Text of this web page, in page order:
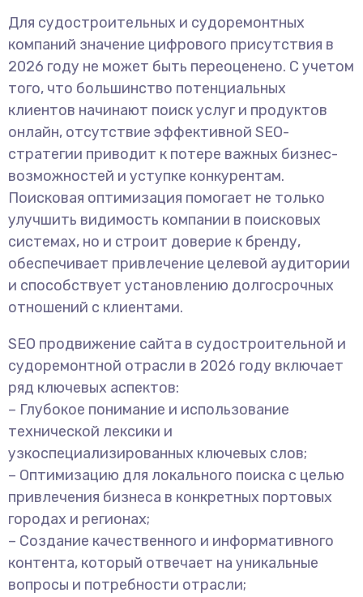
Для судостроительных и судоремонтных
компаний значение цифрового присутствия в
2026 году не может быть переоценено. С учетом
того, что большинство потенциальных
клиентов начинают поиск услуг и продуктов
онлайн, отсутствие эффективной SEO-
стратегии приводит к потере важных бизнес-
возможностей и уступке конкурентам.
Поисковая оптимизация помогает не только
улучшить видимость компании в поисковых
системах, но и строит доверие к бренду,
обеспечивает привлечение целевой аудитории
и способствует установлению долгосрочных
отношений с клиентами.
SEO продвижение сайта в судостроительной и
судоремонтной отрасли в 2026 году включает
ряд ключевых аспектов:
– Глубокое понимание и использование
технической лексики и
узкоспециализированных ключевых слов;
– Оптимизацию для локального поиска с целью
привлечения бизнеса в конкретных портовых
городах и регионах;
– Создание качественного и информативного
контента, который отвечает на уникальные
вопросы и потребности отрасли;